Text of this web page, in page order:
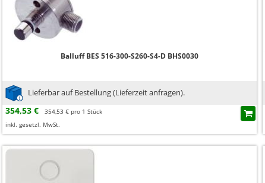
Balluff BES 516-300-S260-S4-D BHS0030
Lieferbar auf Bestellung (Lieferzeit anfragen).
354,53 €
354,53 € pro 1 Stück
inkl. gesetzl. MwSt.